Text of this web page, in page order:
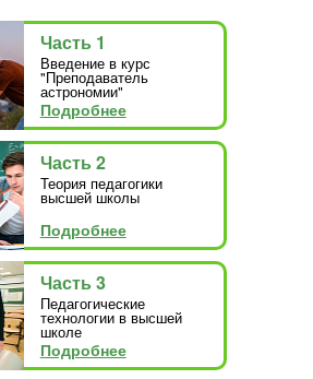
Часть 1
Введение в курс
"Преподаватель
астрономии"
Подробнее
Часть 2
Теория педагогики
высшей школы
Подробнее
Часть 3
Педагогические
технологии в высшей
школе
Подробнее